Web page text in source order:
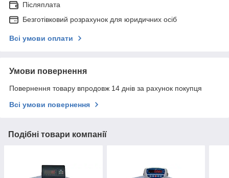
Післяплата
Безготівковий розрахунок для юридичних осіб
Всі умови оплати
Умови повернення
Повернення товару впродовж 14 днів за рахунок покупця
Всі умови повернення
Подібні товари компанії